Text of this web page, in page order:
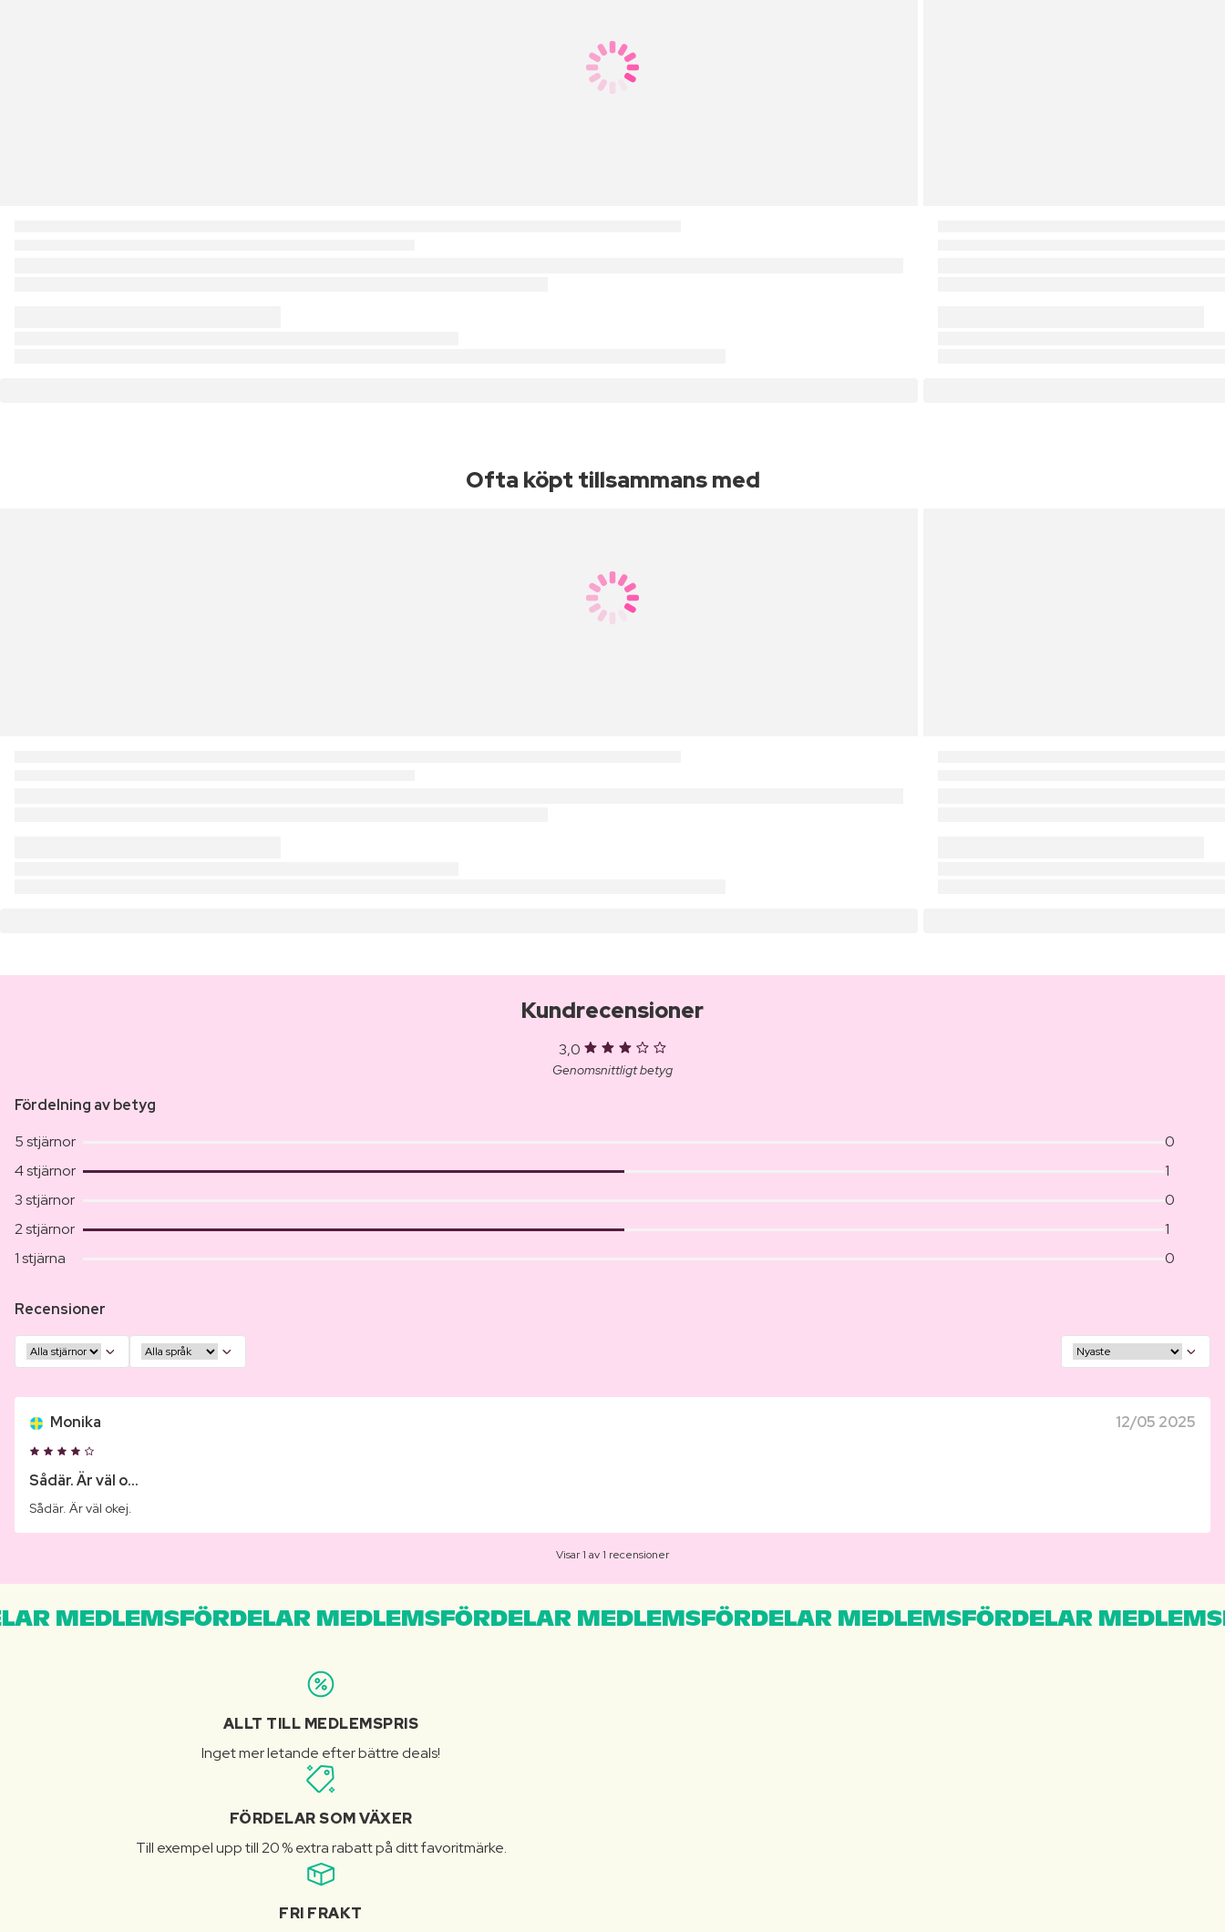
Ofta köpt tillsammans med
Kundrecensioner
3,0
Genomsnittligt betyg
Fördelning av betyg
5 stjärnor
0
4 stjärnor
1
3 stjärnor
0
2 stjärnor
1
1 stjärna
0
Recensioner
Monika 12/05 2025
Sådär. Är väl o...
Sådär. Är väl okej.
Visar 1 av 1 recensioner
MEDLEMSFÖRDELAR MEDLEMSFÖRDELAR MEDLEMSFÖRDELAR MEDLEMSFÖRDELAR
ALLT TILL MEDLEMSPRIS
Inget mer letande efter bättre deals!
FÖRDELAR SOM VÄXER
Till exempel upp till 20 % extra rabatt på ditt favoritmärke.
FRI FRAKT